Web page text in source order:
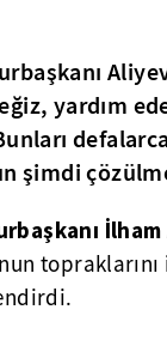
yardım
şimdi